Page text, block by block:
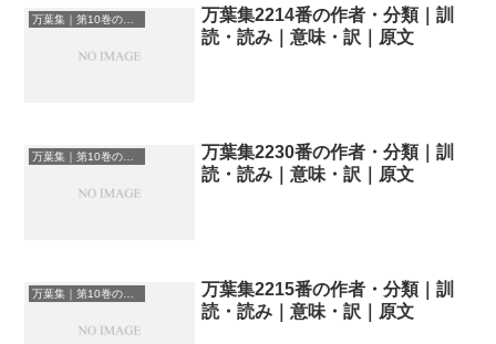
万葉集｜第10巻の和歌一覧
万葉集2214番の作者・分類｜訓
読・読み｜意味・訳｜原文
万葉集｜第10巻の和歌一覧
万葉集2230番の作者・分類｜訓
読・読み｜意味・訳｜原文
万葉集｜第10巻の和歌一覧
万葉集2215番の作者・分類｜訓
読・読み｜意味・訳｜原文